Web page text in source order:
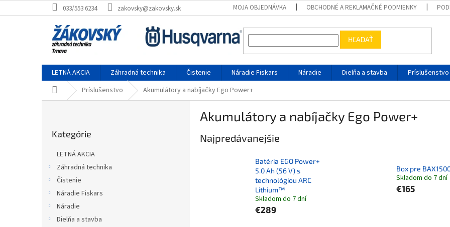
033/553 6234 zakovsky@zakovsky.sk MOJA OBJEDNÁVKA OBCHODNÉ A REKLAMAČNÉ PODMIENKY
HĽADAŤ
LETNÁ AKCIA Záhradná technika Čistenie Náradie Fiskars Náradie Dielňa a stavba
Príslušenstvo
DomovPríslušenstvo Akumulátory a nabíjačky Ego Power+
Kategórie
LETNÁ AKCIA
Záhradná technika
Čistenie
Náradie Fiskars
Náradie
Dielňa a stavba
Akumulátory a nabíjačky Ego Power+
Najpredávanejšie
Batéria EGO Power+
5.0 Ah (56 V) s
technológiou ARC
Lithium™
Skladom do 7 dní
€289
Box pre
Skladom do 7 dní
€165